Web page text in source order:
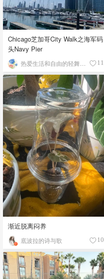
Chicago芝加哥City Walk之海军码
头Navy Pier
11
渐近脱离闷养
底波拉的诗与歌 10